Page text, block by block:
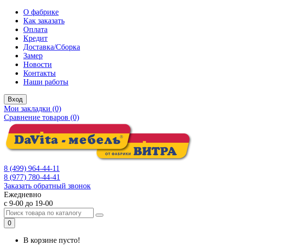
О фабрике
Как заказать
Оплата
Кредит
Доставка/Сборка
Замер
Новости
Контакты
Наши работы
Вход
Мои закладки (0)
Сравнение товаров (0)
8 (499) 964-44-11
8 (977) 780-44-41
Заказать обратный звонок
Ежедневно
с 9-00 до 19-00
0
В корзине пусто!